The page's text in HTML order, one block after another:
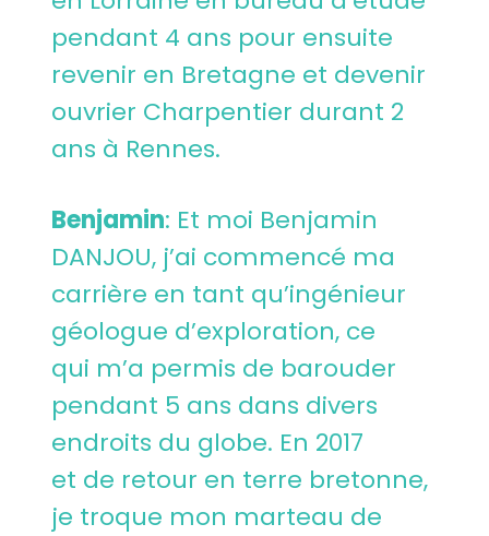
pendant 4 ans pour ensuite
revenir en Bretagne et devenir
ouvrier Charpentier durant 2
ans à Rennes.
Benjamin: Et moi Benjamin
DANJOU, j’ai commencé ma
carrière en tant qu’ingénieur
géologue d’exploration, ce
qui m’a permis de barouder
pendant 5 ans dans divers
endroits du globe. En 2017
et de retour en terre bretonne,
je troque mon marteau de